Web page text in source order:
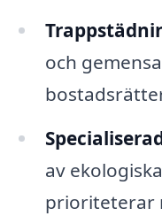
och
av
prioriteterar